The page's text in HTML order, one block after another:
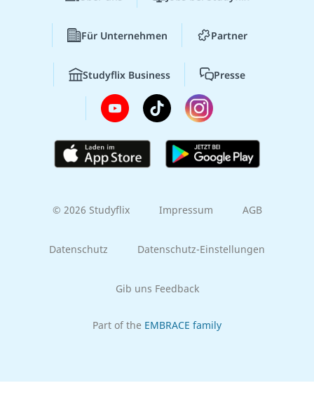
Für Unternehmen Partner
Studyflix Business Presse
© 2026 Studyflix Impressum AGB
Datenschutz Datenschutz-Einstellungen
Gib uns Feedback
Part of the EMBRACE family